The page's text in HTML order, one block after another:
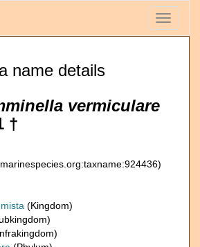
Toggle
name details
vermiculare
†
(Kingdom)